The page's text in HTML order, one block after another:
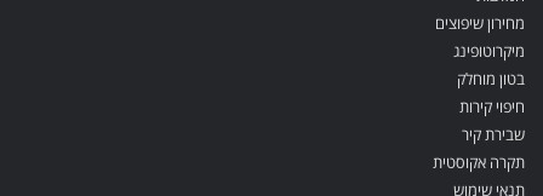
מחירון שיפוצים
מיקרוטופינג
בטון מוחלק
חיפוי קירות
שבירת קיר
תקרה אקוסטית
תנאי שימוש